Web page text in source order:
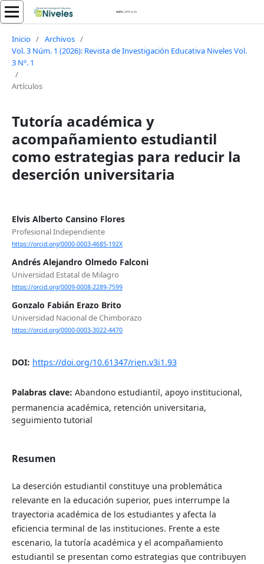
Inicio / Archivos /
Vol. 3 Núm. 1 (2026): Revista de Investigación Educativa Niveles Vol.
3 Nº. 1
/
Artículos
Tutoría académica y
acompañamiento estudiantil
como estrategias para reducir la
deserción universitaria
Elvis Alberto Cansino Flores
Profesional Independiente
https://orcid.org/0000-0003-4685-192X
Andrés Alejandro Olmedo Falconi
Universidad Estatal de Milagro
https://orcid.org/0009-0008-2289-7599
Gonzalo Fabián Erazo Brito
Universidad Nacional de Chimborazo
https://orcid.org/0000-0003-3022-4470
DOI: https://doi.org/10.61347/rien.v3i1.93
Palabras clave: Abandono estudiantil, apoyo institucional,
permanencia académica, retención universitaria,
seguimiento tutorial
Resumen
La deserción estudiantil constituye una problemática
relevante en la educación superior, pues interrumpe la
trayectoria académica de los estudiantes y afecta la
eficiencia terminal de las instituciones. Frente a este
escenario, la tutoría académica y el acompañamiento
estudiantil se presentan como estrategias que contribuyen